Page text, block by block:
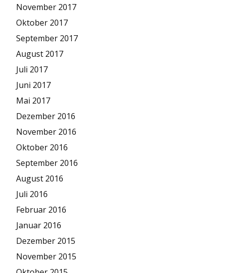
November 2017
Oktober 2017
September 2017
August 2017
Juli 2017
Juni 2017
Mai 2017
Dezember 2016
November 2016
Oktober 2016
September 2016
August 2016
Juli 2016
Februar 2016
Januar 2016
Dezember 2015
November 2015